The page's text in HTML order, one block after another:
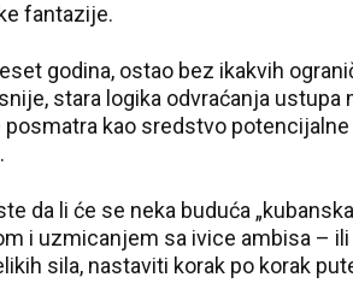
fantazije.
godina, ostao bez ikakvih
stara logika odvraćanja ustupa
kao sredstvo potencijalne
da li će se neka buduća
i uzmicanjem sa ivice ambisa –
sila, nastaviti korak po korak